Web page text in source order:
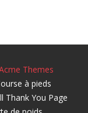
Themes
à pieds
Thank You Page